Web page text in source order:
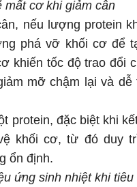
mất cơ khi giảm cân
nếu lượng protein
phá vỡ khối cơ để
khiến tốc độ trao đổi
mỡ chậm lại và dễ
protein, đặc biệt khi
khối cơ, từ đó duy
ổn định.
ứng sinh nhiệt khi tiêu